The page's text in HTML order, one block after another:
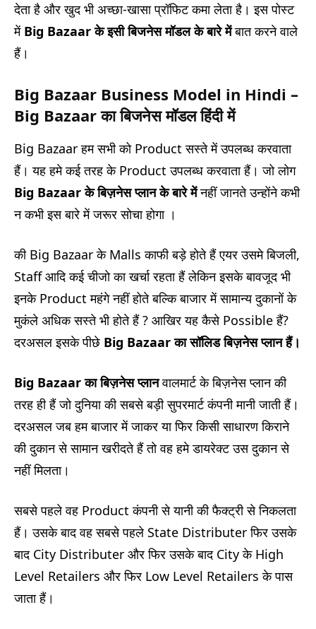
देता है और खुद भी अच्छा-खासा प्रॉफिट कमा लेता है। इस पोस्ट
में Big Bazaar के इसी बिजनेस मॉडल के बारे मेंबात करने वाले
हैं।
Big Bazaar Business Model in Hindi –
Big Bazaar का बिजनेस मॉडल हिंदी में
Big Bazaar हम सभी को Product सस्ते में उपलब्ध करवाता
हैं। यह हमे कई तरह के Product उपलब्ध करवाता हैं। जो लोग
Big Bazaarके बिज़नेस प्लान के बारे मेंनहीं जानते उन्होंने कभी
न कभी इस बारे में जरूर सोचा होगा ।
की Big Bazaar के Malls काफी बड़े होते हैं एयर उसमे बिजली,
Staff आदि कई चीजो का खर्चा रहता हैं लेकिन इसके बावजूद भी
इनके Product महंगे नहीं होते बल्कि बाजार में सामान्य दुकानों के
मुकंले अधिक सस्ते भी होते हैं ? आखिर यह कैसे Possible हैं?
दरअसल इसके पीछे Big Bazaarका सॉलिड बिज़नेस प्लान हैं।
Big Bazaarका बिज़नेस प्लानवालमार्ट के बिज़नेस प्लान की
तरह ही हैं जो दुनिया की सबसे बड़ी सुपरमार्ट कंपनी मानी जाती हैं।
दरअसल जब हम बाजार में जाकर या फिर किसी साधारण किराने
की दुकान से सामान खरीदते हैं तो वह हमे डायरेक्ट उस दुकान से
नहीं मिलता।
सबसे पहले वह Product कंपनी से यानी की फैक्ट्री से निकलता
हैं। उसके बाद वह सबसे पहले State Distributer फिर उसके
बाद City Distributer और फिर उसके बाद City के High
Level Retailers और फिर Low Level Retailers के पास
जाता हैं।